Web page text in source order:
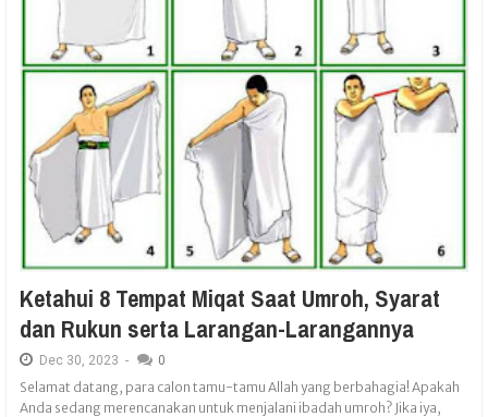
Ketahui 8 Tempat Miqat Saat Umroh, Syarat
dan Rukun serta Larangan-Larangannya
Dec 30, 2023 - 0
Selamat datang, para calon tamu-tamu Allah yang berbahagia! Apakah
Anda sedang merencanakan untuk menjalani ibadah umroh? Jika iya,